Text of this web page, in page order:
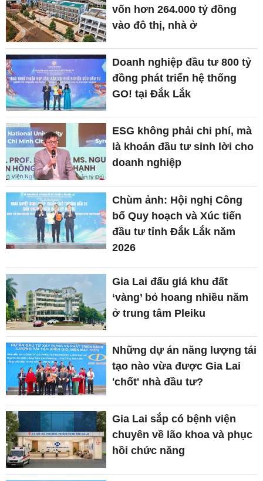
vốn hơn 264.000 tỷ đồng
vào đô thị, nhà ở
Doanh nghiệp đầu tư 800 tỷ
đồng phát triển hệ thống
GO! tại Đắk Lắk
ESG không phải chi phí, mà
là khoản đầu tư sinh lời cho
doanh nghiệp
Chùm ảnh: Hội nghị Công
bố Quy hoạch và Xúc tiến
đầu tư tỉnh Đắk Lắk năm
2026
Gia Lai đấu giá khu đất
‘vàng’ bỏ hoang nhiều năm
ở trung tâm Pleiku
Những dự án năng lượng tái
tạo nào vừa được Gia Lai
'chốt' nhà đầu tư?
Gia Lai sắp có bệnh viện
chuyên về lão khoa và phục
hồi chức năng